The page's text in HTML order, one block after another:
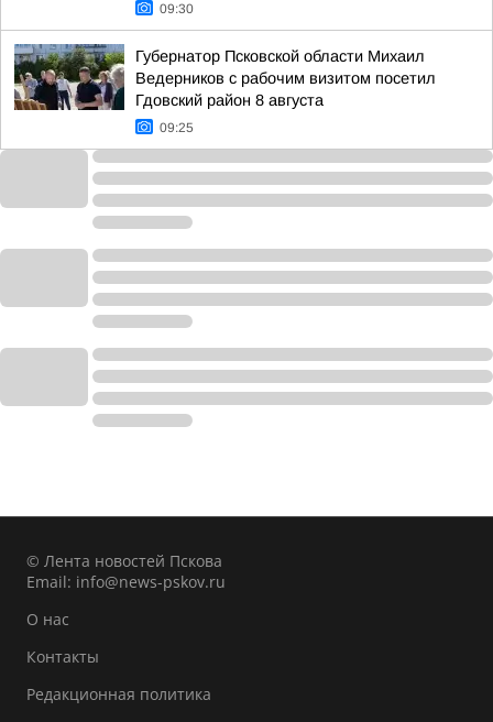
09:30
Губернатор Псковской области Михаил
Ведерников с рабочим визитом посетил
Гдовский район 8 августа
09:25
© Лента новостей Пскова
Email: info@news-pskov.ru
О нас
Контакты
Редакционная политика